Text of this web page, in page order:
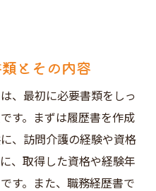
とその内容
、最初に必要書類をしっ
す。まずは履歴書を作成
、訪問介護の経験や資格
、取得した資格や経験年
す。また、職務経歴書で